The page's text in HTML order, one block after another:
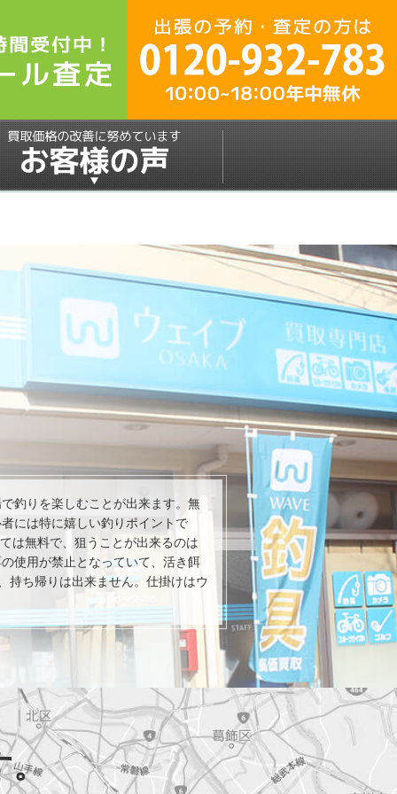
釣りを楽しむことが出来ます。無
には特に嬉しい釣りポイントで
は無料で、狙うことが出来るのは
使用が禁止となっていて、活き餌
持ち帰りは出来ません。仕掛けはウ
。